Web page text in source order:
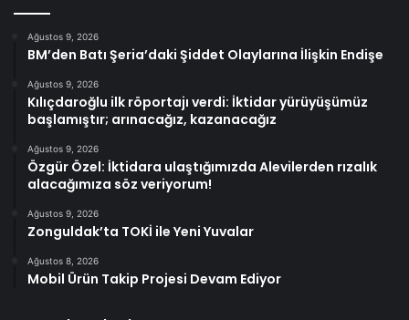
Ağustos 9, 2026
BM’den Batı Şeria’daki Şiddet Olaylarına İlişkin Endişe
Ağustos 9, 2026
Kılıçdaroğlu ilk röportajı verdi: İktidar yürüyüşümüz
başlamıştır; arınacağız, kazanacağız
Ağustos 9, 2026
Özgür Özel: İktidara ulaştığımızda Alevilerden rızalık
alacağımıza söz veriyorum!
Ağustos 9, 2026
Zonguldak’ta TOKİ ile Yeni Yuvalar
Ağustos 8, 2026
Mobil Ürün Takip Projesi Devam Ediyor